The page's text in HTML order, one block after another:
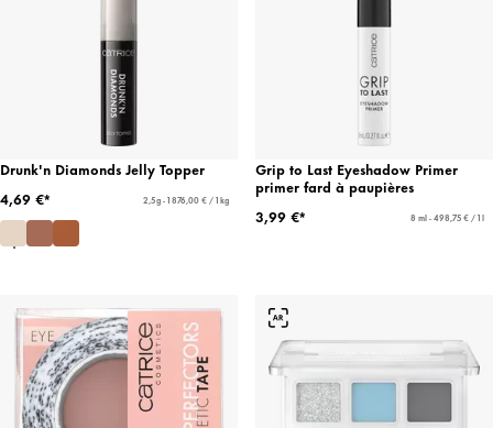
Drunk'n Diamonds Jelly Topper
4,69 €*
2,5 g - 1 876,00 € / 1 kg
Grip to Last Eyeshadow Primer
primer fard à paupières
3,99 €*
8 ml - 498,75 € / 1 l